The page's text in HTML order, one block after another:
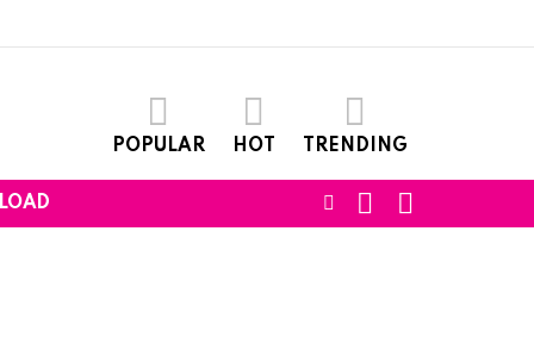
POPULAR HOT TRENDING
FOLLOWSEARCH